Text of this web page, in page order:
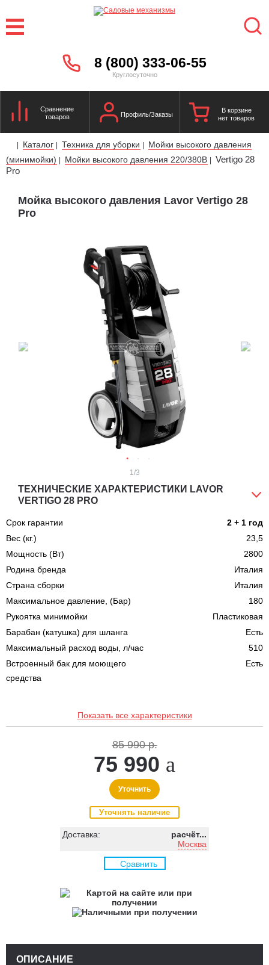
8 (800) 333-06-55
Круглосуточно
Сравнение
товаров
Профиль/Заказы
В корзине
нет товаров
| Каталог | Техника для уборки |
Мойки высокого давления
(минимойки) | Мойки высокого давления 220/380В | Vertigo 28
Pro
Мойка высокого давления Lavor Vertigo 28
Pro
1 /3
ТЕХНИЧЕСКИЕ ХАРАКТЕРИСТИКИ LAVOR
VERTIGO 28 PRO
Срок гарантии
2 + 1 год
Вес (кг.)
23,5
Мощность (Вт)
2800
Родина бренда
Италия
Страна сборки
Италия
Максимальное давление, (Бар)
180
Рукоятка минимойки
Пластиковая
Барабан (катушка) для шланга
Есть
Максимальный расход воды, л/час
510
Встроенный бак для моющего
средства
Есть
Показать все характеристики
85 990 р.
75 990
Уточнить
Уточнять наличие
Доставка:
расчёт...
Москва
Сравнить
ОПИСАНИЕ